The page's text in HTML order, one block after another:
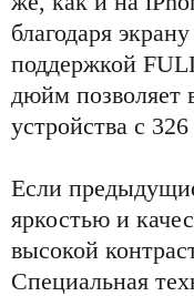
благодаря
поддержкой
дюйм позволяет
устройства с
Если
яркостью и
высокой
Специальная